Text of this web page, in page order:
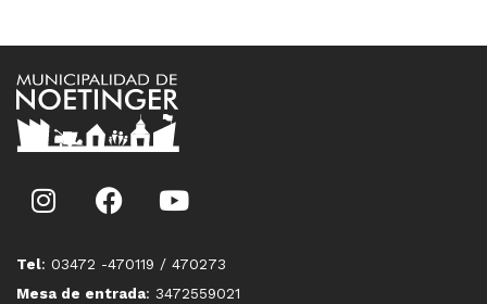
Tel: 03472 -470119 / 470273
Mesa de entrada: 3472559021